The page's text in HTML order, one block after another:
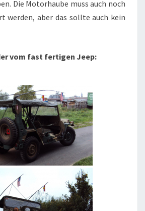
Die Motorhaube muss auch noch
werden, aber das sollte auch kein
vom fast fertigen Jeep: